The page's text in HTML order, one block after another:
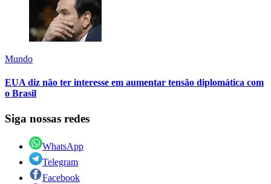
Mundo
EUA diz não ter interesse em aumentar tensão diplomática com
o Brasil
Siga nossas redes
WhatsApp
Telegram
Facebook